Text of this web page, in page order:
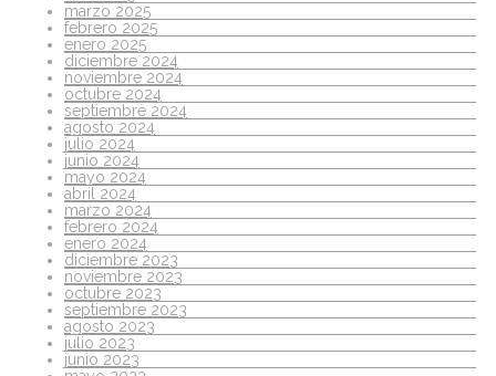
marzo 2025
febrero 2025
enero 2025
diciembre 2024
noviembre 2024
octubre 2024
septiembre 2024
agosto 2024
julio 2024
junio 2024
mayo 2024
abril 2024
marzo 2024
febrero 2024
enero 2024
diciembre 2023
noviembre 2023
octubre 2023
septiembre 2023
agosto 2023
julio 2023
junio 2023